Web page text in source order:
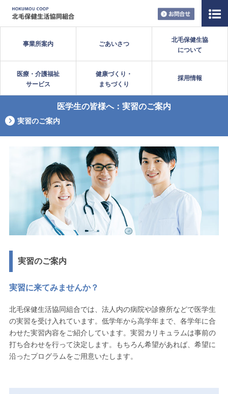
お問い合
事業所案内 ごあいさつ
北毛保健生協
について
医療・介護福祉
サービス
健康づくり・
まちづくり
採用情報
医学生の皆様へ：実習のご案内
実習のご案内
実習のご案内
実習に来てみませんか？
北毛保健生活協同組合では、法人内の病院や診療所などで医学生
の実習を受け入れています。低学年から高学年まで、各学年に合
わせた実習内容をご紹介しています。実習カリキュラムは事前の
打ち合わせを行って決定します。もちろん希望があれば、希望に
沿ったプログラムをご用意いたします。